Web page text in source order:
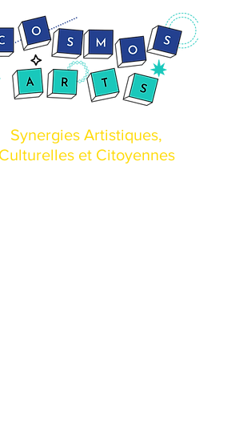
Synergies Artistiques,
et Citoyennes